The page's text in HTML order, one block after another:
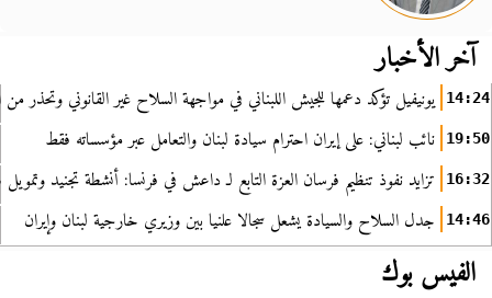
آخر الأخبار
14:24 يونيفيل تؤكد دعمها للجيش اللبناني في مواجهة السلاح غير القانوني وتحذر من
19:50 نائب لبناني: على إيران احترام سيادة لبنان والتعامل عبر مؤسساته فقط
16:32 تزايد نفوذ تنظيم فرسان العزة التابع لـ داعش في فرنسا: أنشطة تجنيد
14:46 جدل السلاح والسيادة يشعل سجالا علنيا بين وزيري خارجية لبنان وإيران
الفيس بوك